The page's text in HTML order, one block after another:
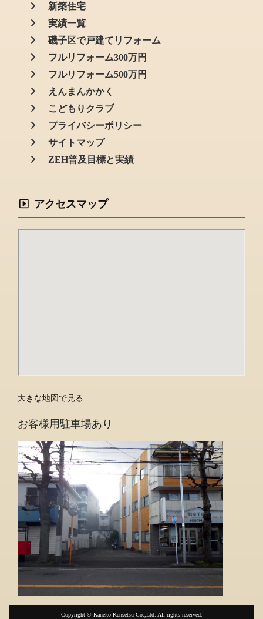
新築住宅
実績一覧
磯子区で戸建てリフォーム
フルリフォーム300万円
フルリフォーム500万円
えんまんかかく
こどもりクラブ
プライバシーポリシー
サイトマップ
ZEH普及目標と実績
アクセスマップ
大きな地図で見る
お客様用駐車場あり
Copyright © Kaneko Kensetsu Co.,Ltd. All rights reserved.